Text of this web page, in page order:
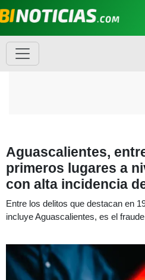
Aguascalientes,
primeros lugares a
con alta incidencia
Entre los delitos que destacan en
incluye Aguascalientes, es el